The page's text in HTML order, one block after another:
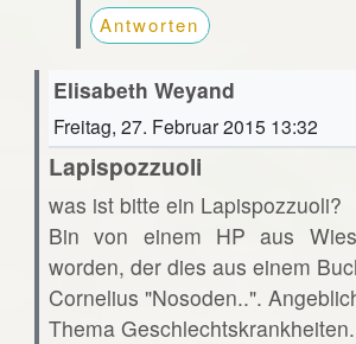
Antworten
Elisabeth Weyand
Freitag, 27. Februar 2015 13:32
Lapispozzuoli
was ist bitte ein Lapispozzuoli?
Bin von einem HP aus
worden, der dies aus einem
Cornelius "Nosoden..".
Thema Geschlechtskrankheiten.